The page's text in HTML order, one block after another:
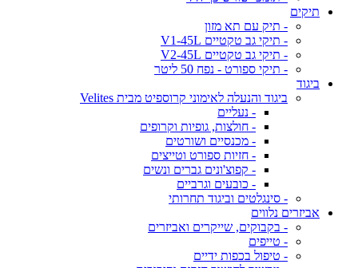
תיקים
- תיק עם תא מזון
- תיקי גב טקטיים V1-45L
- תיקי גב טקטיים V2-45L
- תיקי ספורט - נפח 50 ליטר
ביגוד
ביגוד והנעלה לאימוני קרוספיט מבית Velites
- נעליים
- חולצות, גופיות וקרופים
- מכנסיים ושורטים
- חזיות ספורט וטייצים
- קפוצ'ונים גברים ונשים
- כובעים וגרביים
- סינגלטים וביגוד תחרותי
אביזרים נלווים
- בקבוקים, שייקרים ואביזרים
- טייפים
- טיפול בכפות ידיים